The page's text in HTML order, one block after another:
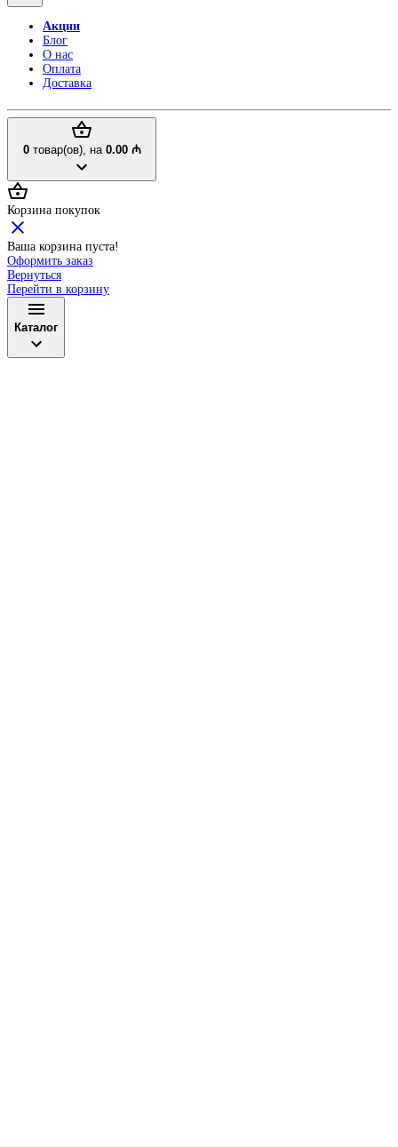
Акции
Блог
О нас
Оплата
Доставка
0товар(ов), на 0.00 ₼
Корзина покупок
Ваша корзина пуста!
Оформить заказ
Вернуться
Перейти в корзину
Каталог